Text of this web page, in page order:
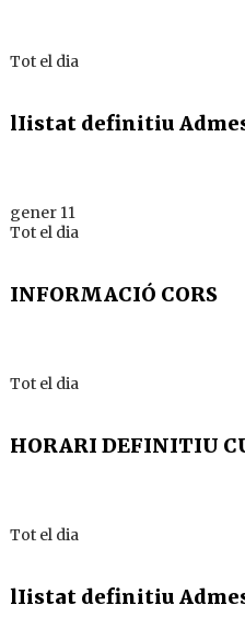
Tot el dia
lIistat definitiu
gener 11
Tot el dia
INFORMACIÓ CORS
Tot el dia
HORARI DEFINITIU
Tot el dia
lIistat definitiu